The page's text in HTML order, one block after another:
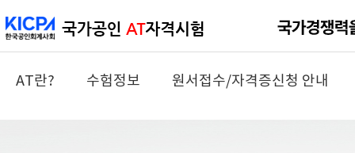
AT란? 수험정보 원서접수/자격증신청 안내